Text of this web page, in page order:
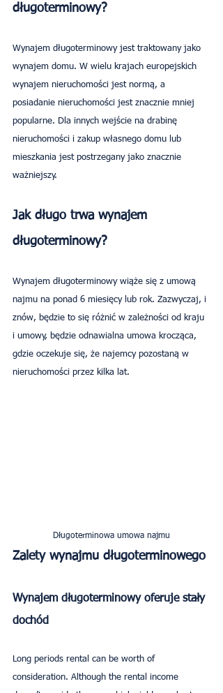
długoterminowy?
Wynajem długoterminowy jest traktowany jako
wynajem domu. W wielu krajach europejskich
wynajem nieruchomości jest normą, a
posiadanie nieruchomości jest znacznie mniej
popularne. Dla innych wejście na drabinę
nieruchomości i zakup własnego domu lub
mieszkania jest postrzegany jako znacznie
ważniejszy.
Jak długo trwa wynajem
długoterminowy?
Wynajem długoterminowy wiąże się z umową
najmu na ponad 6 miesięcy lub rok. Zazwyczaj, i
znów, będzie to się różnić w zależności od kraju
i umowy, będzie odnawialna umowa krocząca,
gdzie oczekuje się, że najemcy pozostaną w
nieruchomości przez kilka lat.
Długoterminowa umowa najmu
Zalety wynajmu długoterminowego
Wynajem długoterminowy oferuje stały
dochód
Long periods rental can be worth of
consideration. Although the rental income